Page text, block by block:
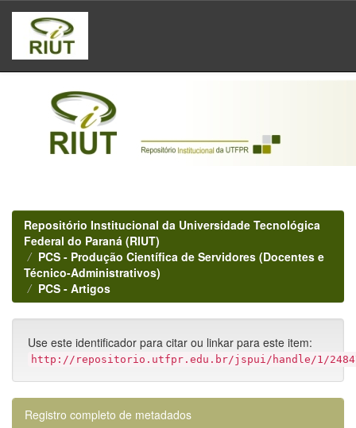
Skip
navigation
Repositório Institucional da Universidade Tecnológica
Federal do Paraná (RIUT)
PCS - Produção Científica de Servidores (Docentes e
Técnico-Administrativos)
PCS - Artigos
Use este identificador para citar ou linkar para este item:
http://repositorio.utfpr.edu.br/jspui/handle/1/
Registro completo de metadados